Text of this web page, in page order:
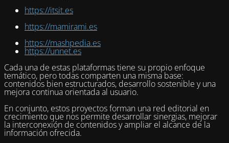
https://itsit.es
https://mamirami.es
https://mashpedia.es
https://unnet.es
Cada una de estas plataformas tiene su propio enfoque
temático, pero todas comparten una misma base:
contenidos bien estructurados, desarrollo sostenible y una
mejora continua orientada al usuario.
En conjunto, estos proyectos forman una red editorial en
crecimiento que nos permite desarrollar sinergias, mejorar
la interconexión de contenidos y ampliar el alcance de la
información ofrecida.